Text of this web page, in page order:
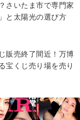
さいたま市で専門家
と太陽光の選び方
販売終了間近！万博
宝くじ売り場を売り